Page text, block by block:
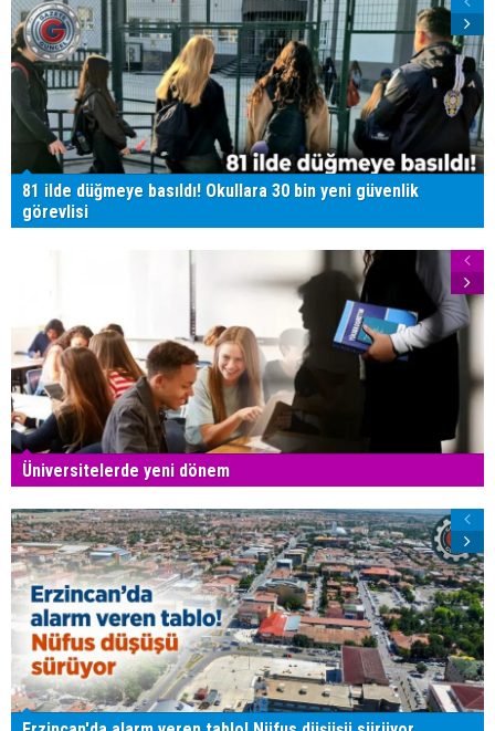
81 ilde düğmeye basıldı! Okullara 30 bin yeni güvenlik
görevlisi
Üniversitelerde yeni dönem